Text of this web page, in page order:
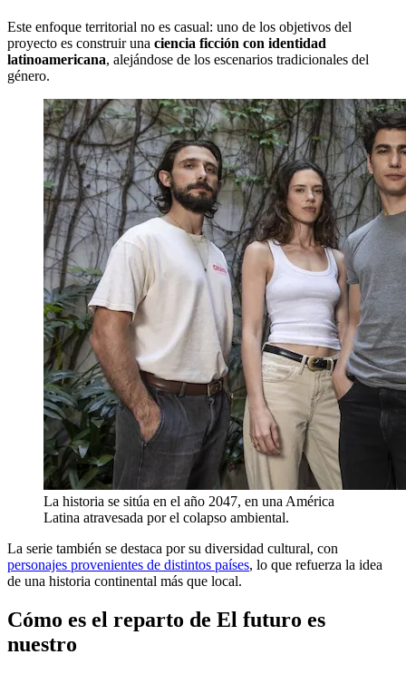
Este enfoque territorial no es casual: uno de los objetivos del
proyecto es construir una ciencia ficción con identidad
latinoamericana, alejándose de los escenarios tradicionales del
género.
La historia se sitúa en el año 2047, en una América
Latina atravesada por el colapso ambiental.
La serie también se destaca por su diversidad cultural, con
personajes provenientes de distintos países, lo que refuerza la idea
de una historia continental más que local.
Cómo es el reparto de El futuro es
nuestro